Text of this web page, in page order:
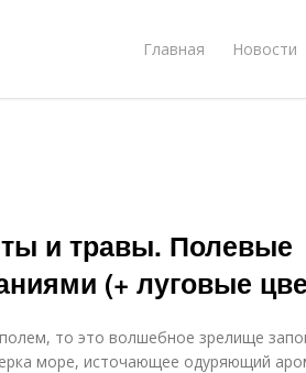
Главная Новости
и травы. Полевые
(+ луговые
то это волшебное зрелище
море, источающее одуряющий